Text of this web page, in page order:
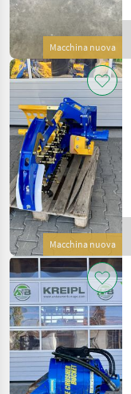
Macchina nuova
Macchina nuova